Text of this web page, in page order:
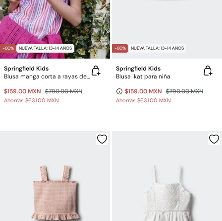
-80% NUEVA TALLA: 13-14 AÑOS
Springfield Kids
Blusa manga corta a rayas de lurex para niña
$159.00 MXN $790.00 MXN
Ahorras $631.00 MXN
-80% NUEVA TALLA: 13-14 AÑOS
Springfield Kids
Blusa ikat para niña
$159.00 MXN $790.00 MXN
Ahorras $631.00 MXN